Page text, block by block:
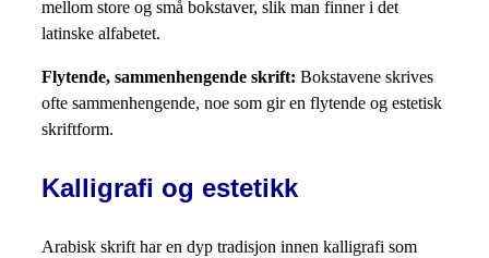
mellom store og små bokstaver, slik man finner i det
latinske alfabetet.
Flytende, sammenhengende skrift: Bokstavene skrives
ofte sammenhengende, noe som gir en flytende og estetisk
skriftform.
Kalligrafi og estetikk
Arabisk skrift har en dyp tradisjon innen kalligrafi som